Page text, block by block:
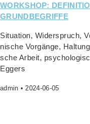
WORKSHOP:
GRUNDBEGRIFFE
Situa­ti­on, Wider­spruch,
ni­sche Vor­gän­ge,
sche Arbeit,
Eggers
admin 2024-06-05